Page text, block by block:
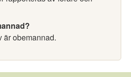
är obemannad.